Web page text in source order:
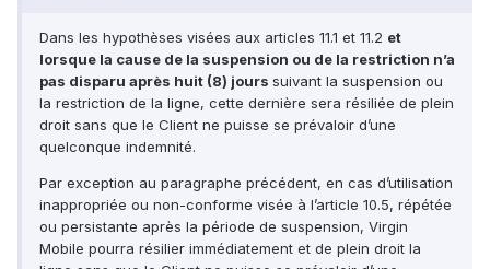
Dans les hypothèses visées aux articles 11.1 et 11.2 et
lorsque la cause de la suspension ou de la restriction n’a
pas disparu après huit (8) jours suivant la suspension ou
la restriction de la ligne, cette dernière sera résiliée de plein
droit sans que le Client ne puisse se prévaloir d’une
quelconque indemnité.
Par exception au paragraphe précédent, en cas d’utilisation
inappropriée ou non-conforme visée à l’article 10.5, répétée
ou persistante après la période de suspension, Virgin
Mobile pourra résilier immédiatement et de plein droit la